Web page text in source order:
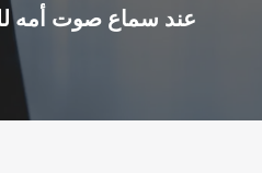
عند سماع صوت أمه